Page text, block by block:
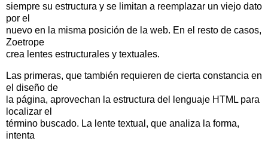
siempre su estructura y se limitan a reemplazar un viejo dato
por el
nuevo en la misma posición de la web. En el resto de casos,
Zoetrope
crea lentes estructurales y textuales.
Las primeras, que también requieren de cierta constancia en
el diseño de
la página, aprovechan la estructura del lenguaje HTML para
localizar el
término buscado. La lente textual, que analiza la forma,
intenta